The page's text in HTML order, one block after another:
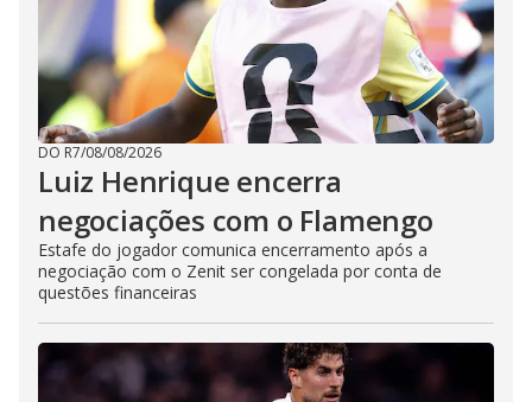
DO R7/08/08/2026
Luiz Henrique encerra
negociações com o Flamengo
Estafe do jogador comunica encerramento após a
negociação com o Zenit ser congelada por conta de
questões financeiras